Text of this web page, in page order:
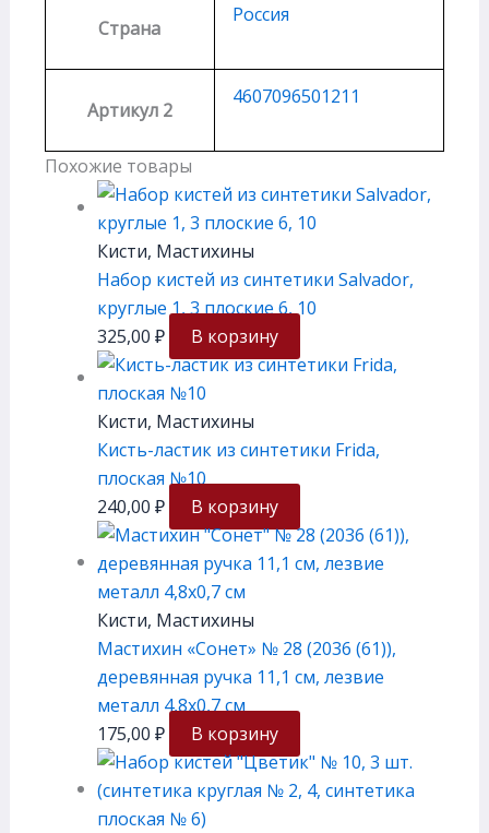
Страна
Россия
Артикул 2
4607096501211
Похожие товары
Кисти, Мастихины
Набор кистей из синтетики Salvador,
круглые 1, 3 плоские 6, 10
325,00 ₽ В корзину
Кисти, Мастихины
Кисть-ластик из синтетики Frida,
плоская №10
240,00 ₽ В корзину
Кисти, Мастихины
Мастихин «Сонет» № 28 (2036 (61)),
деревянная ручка 11,1 см, лезвие
металл 4,8х0,7 см
175,00 ₽ В корзину